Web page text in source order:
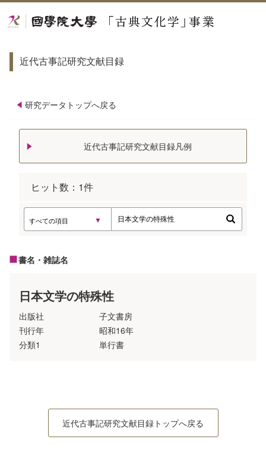
近代古事記研究文献目録
研究データトップへ戻る
近代古事記研究文献目録凡例
ヒット数： 1件
書名・雑誌名
日本文学の特殊性
出版社
子文書房
刊行年
昭和16年
分類1
単行書
近代古事記研究文献目録トップへ戻る